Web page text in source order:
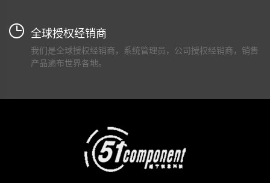
全球授权经销商
我们是全球授权经销商，系统管理员，公司授权经销商，销售
产品遍布世界各地。